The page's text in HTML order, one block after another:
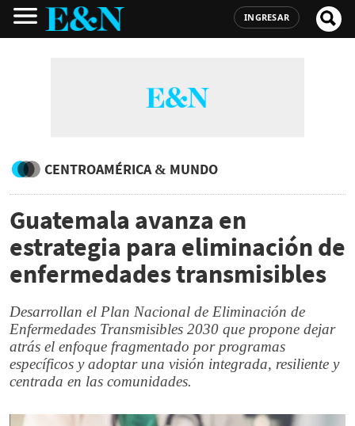
INGRESAR
CENTROAMÉRICA & MUNDO
Guatemala avanza en
estrategia para eliminación de
enfermedades transmisibles
Desarrollan el Plan Nacional de Eliminación de
Enfermedades Transmisibles 2030 que propone dejar
atrás el enfoque fragmentado por programas
específicos y adoptar una visión integrada, resiliente y
centrada en las comunidades.